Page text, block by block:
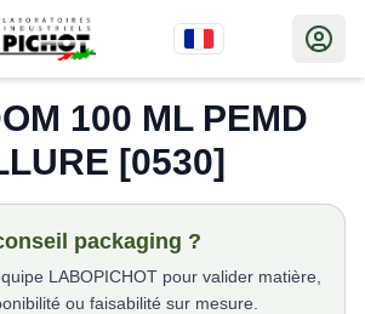
100 ML PEMD
[0530]
packaging ?
LABOPICHOT pour valider matière,
ou faisabilité sur mesure.